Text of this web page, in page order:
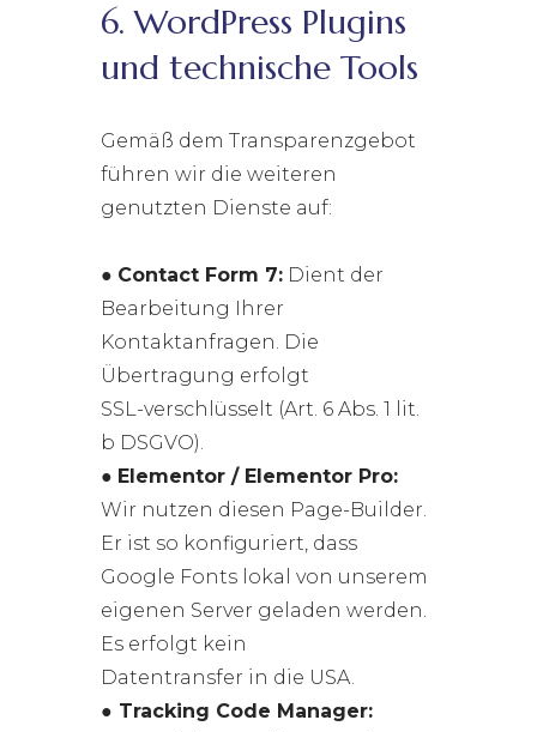
6. WordPress Plugins
und technische Tools
Gemäß dem Transparenzgebot
führen wir die weiteren
genutzten Dienste auf:
● Contact Form 7: Dient der
Bearbeitung Ihrer
Kontaktanfragen. Die
Übertragung erfolgt
SSL-verschlüsselt (Art. 6 Abs. 1 lit.
b DSGVO).
● Elementor / Elementor Pro:
Wir nutzen diesen Page-Builder.
Er ist so konfiguriert, dass
Google Fonts lokal von unserem
eigenen Server geladen werden.
Es erfolgt kein
Datentransfer in die USA.
● Tracking Code Manager: